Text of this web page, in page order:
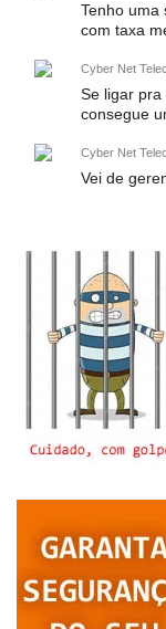
Tenho uma
com taxa
Cyber Net
Se ligar
consegue
Cyber Net
Vei de